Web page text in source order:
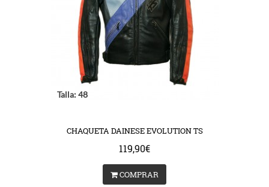
Talla: 48
CHAQUETA DAINESE EVOLUTION TS
119,90€
COMPRAR